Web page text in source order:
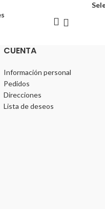
CUENTA
Información personal
Pedidos
Direcciones
Lista de deseos